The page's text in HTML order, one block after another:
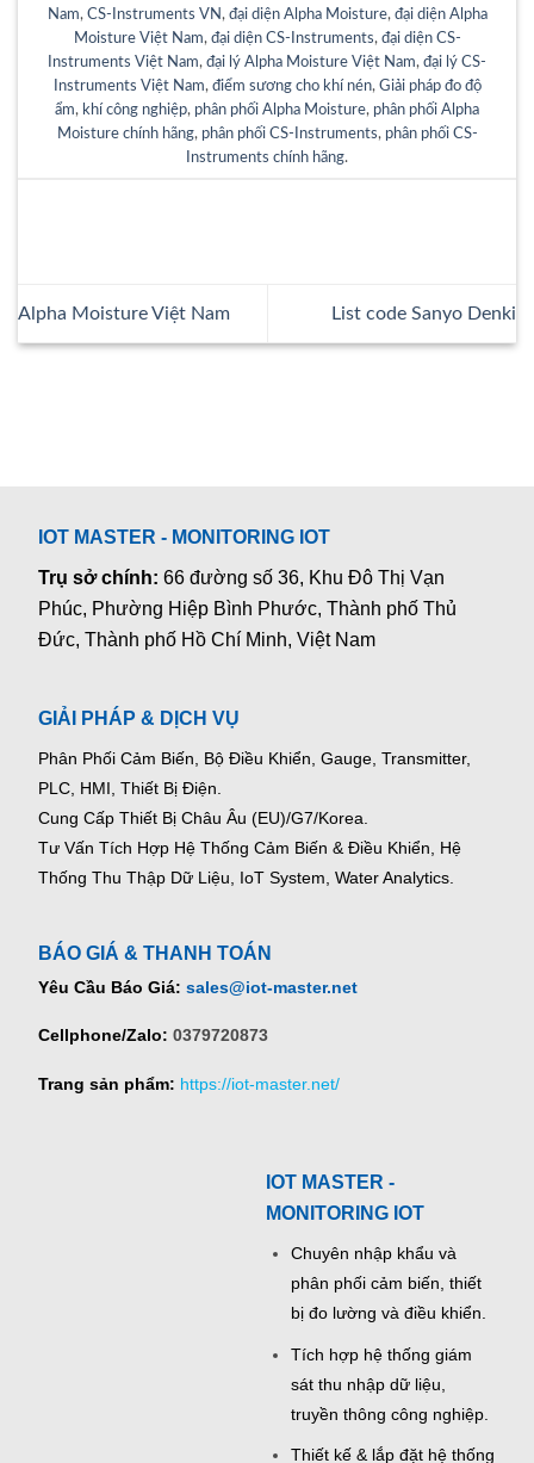
Nam, CS-Instruments VN , đại diện Alpha Moisture, đại diện Alpha
Moisture Việt Nam, đại diện CS-Instruments, đại diện CS-
Instruments Việt Nam, đại lý Alpha Moisture Việt Nam, đại lý CS-
Instruments Việt Nam, điểm sương cho khí nén, Giải pháp đo độ
ẩm, khí công nghiệp, phân phối Alpha Moisture, phân phối Alpha
Moisture chính hãng, phân phối CS-Instruments, phân phối CS-
Instruments chính hãng.
Alpha Moisture Việt Nam List code Sanyo Denki
IOT MASTER - MONITORING IOT
Trụ sở chính:66 đường số 36, Khu Đô Thị Vạn
Phúc, Phường Hiệp Bình Phước, Thành phố Thủ
Đức, Thành phố Hồ Chí Minh, Việt Nam
GIẢI PHÁP & DỊCH VỤ
Phân Phối Cảm Biến, Bộ Điều Khiển, Gauge, Transmitter,
PLC, HMI, Thiết Bị Điện.
Cung Cấp Thiết Bị Châu Âu (EU)/G7/Korea.
Tư Vấn Tích Hợp Hệ Thống Cảm Biến & Điều Khiển, Hệ
Thống Thu Thập Dữ Liệu, IoT System, Water Analytics.
BÁO GIÁ & THANH TOÁN
Yêu Cầu Báo Giá: sales@iot-master.net
Cellphone/Zalo: 0379720873
Trang sản phẩm: https://iot-master.net/
IOT MASTER -
MONITORING IOT
Chuyên nhập khẩu và
phân phối cảm biến, thiết
bị đo lường và điều khiển.
Tích hợp hệ thống giám
sát thu nhập dữ liệu,
truyền thông công nghiệp.
Thiết kế & lắp đặt hệ thống